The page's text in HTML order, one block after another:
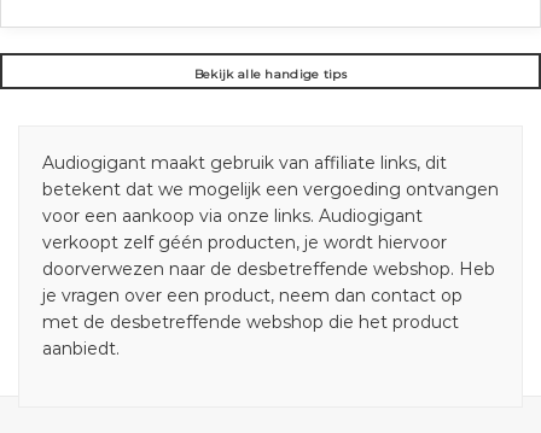
Bekijk alle handige tips
Audiogigant maakt gebruik van affiliate links, dit
betekent dat we mogelijk een vergoeding ontvangen
voor een aankoop via onze links. Audiogigant
verkoopt zelf géén producten, je wordt hiervoor
doorverwezen naar de desbetreffende webshop. Heb
je vragen over een product, neem dan contact op
met de desbetreffende webshop die het product
aanbiedt.